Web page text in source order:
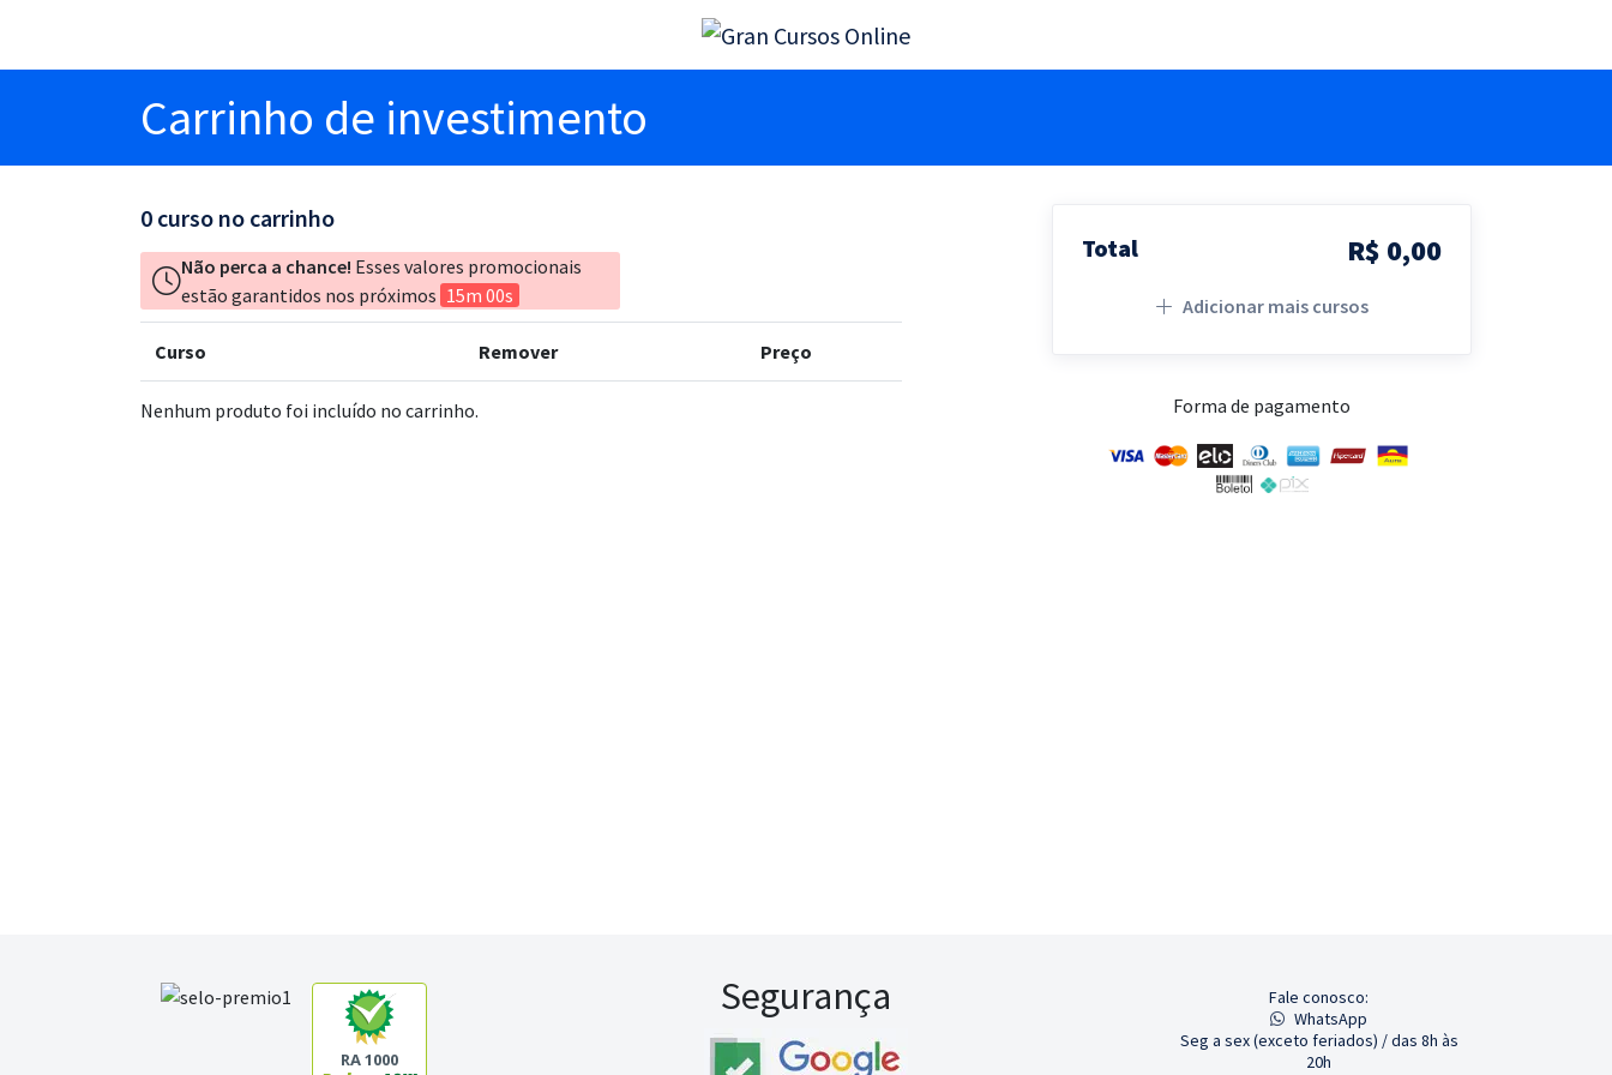
Carrinho de investimento
0 curso no carrinho
Não perca a chance! Esses valores promocionais
estão garantidos nos próximos 15m 00s
Curso Remover Preço
Nenhum produto foi incluído no carrinho.
Total R$ 0,00
Adicionar mais cursos
Forma de pagamento
RA 1000
Segurança
Fale conosco:
WhatsApp
Seg a sex (exceto feriados) / das 8h às
20h